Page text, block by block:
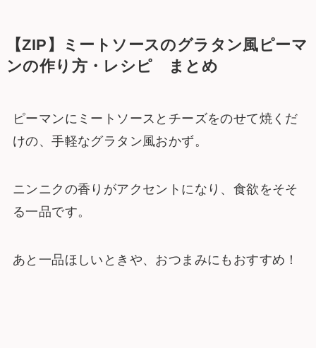
【ZIP】ミートソースのグラタン風ピーマ
ンの作り方・レシピ まとめ
ピーマンにミートソースとチーズをのせて焼くだ
けの、手軽なグラタン風おかず。
ニンニクの香りがアクセントになり、食欲をそそ
る一品です。
あと一品ほしいときや、おつまみにもおすすめ！